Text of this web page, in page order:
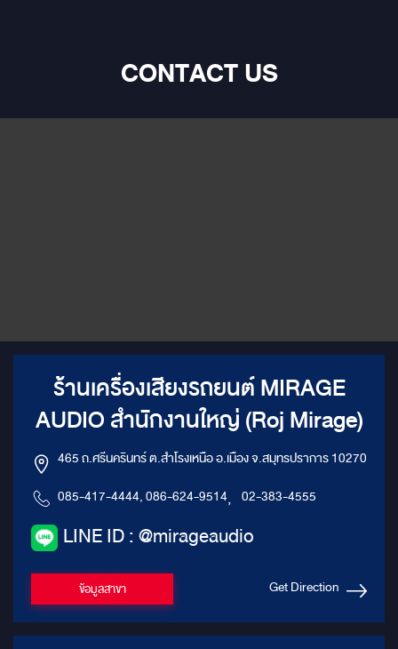
CONTACT US
ร้านเครื่องเสียงรถยนต์ MIRAGE
AUDIO สำนักงานใหญ่ (Roj Mirage)
465 ถ.ศรีนครินทร์ ต.สำโรงเหนือ อ.เมือง จ.สมุทรปราการ 10270
085-417-4444, 086-624-9514, 02-383-4555
LINE ID : @mirageaudio
ข้อมูลสาขา Get Direction